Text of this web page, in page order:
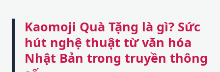
Kaomoji Quà Tặng là gì? Sức
hút nghệ thuật từ văn hóa
Nhật Bản trong truyền thông